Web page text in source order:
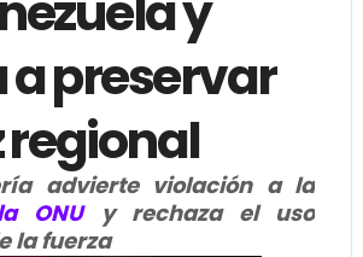
preservar
regional
advierte violación a la
ONUy rechaza el uso
la fuerza